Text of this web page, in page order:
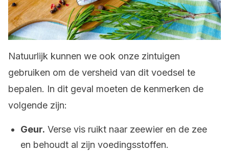
Natuurlijk kunnen we ook onze zintuigen
gebruiken om de versheid van dit voedsel te
bepalen. In dit geval moeten de kenmerken de
volgende zijn:
Geur. Verse vis ruikt naar zeewier en de zee
en behoudt al zijn voedingsstoffen.